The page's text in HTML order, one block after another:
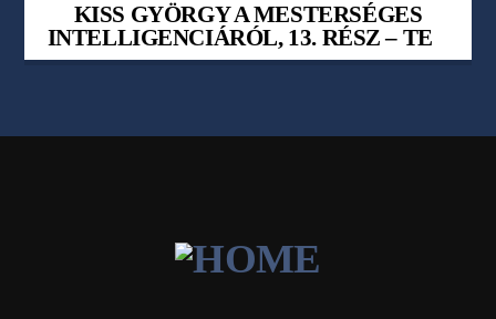
KISS GYÖRGY A MESTERSÉGES
INTELLIGENCIÁRÓL, 13. RÉSZ – TED
TALK